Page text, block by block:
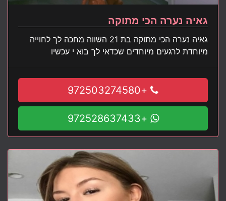
גאיה נערה הכי מתוקה
גאיה נערה הכי מתוקה בת 21 השווה מחכה לך לחוייה
מיוחדת לרגעים מיוחדים שכדאי לך בוא י עכשיו
+972503274580
+972528637433